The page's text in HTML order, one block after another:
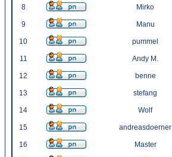
8 Mirko
9 Manu
10 pummel
11 Andy M.
12 benne
13 stefang
14 Wolf
15 andreasdoerner
16 Master